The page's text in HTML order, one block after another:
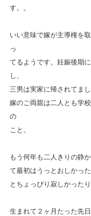
す。。
いい意味で嫁が主導権を
っ
てるようです。妊娠後期
し、
三男は実家に帰されてま
嫁のご両親は二 人とも学
の
こと。
もう何年も二人きりの静
て最初はうっとおしかっ
とちょっぴり寂しかったり
生まれて２ヶ月たった先